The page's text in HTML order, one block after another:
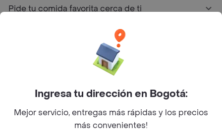
Pide tu comida favorita cerca de ti
Sobre RappiIngresa tu dirección en Bogotá:
Mejor servicio, entregas más rápidas y los precios
más convenientes!